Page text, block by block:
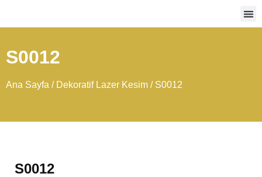
S0012
Ana Sayfa / Dekoratif Lazer Kesim / S0012
S0012